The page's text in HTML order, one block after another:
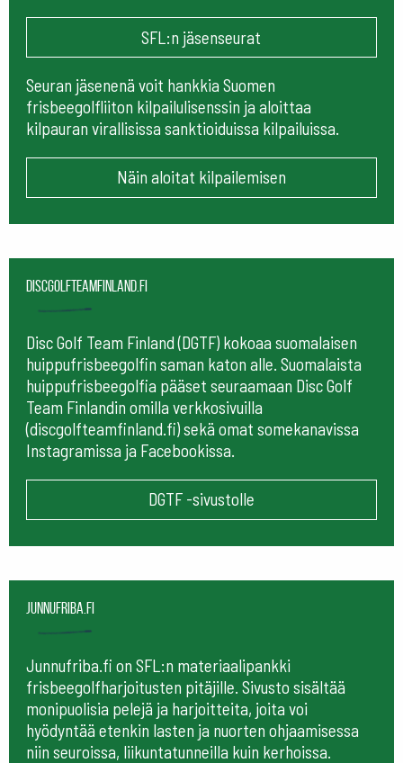
SFL:n jäsenseurat
Seuran jäsenenä voit hankkia Suomen
frisbeegolfliiton kilpailulisenssin ja aloittaa
kilpauran virallisissa sanktioiduissa kilpailuissa.
Näin aloitat kilpailemisen
Discgolfteamfinland.fi
Disc Golf Team Finland (DGTF) kokoaa suomalaisen
huippufrisbeegolfin saman katon alle. Suomalaista
huippufrisbeegolfia pääset seuraamaan Disc Golf
Team Finlandin omilla verkkosivuilla
(discgolfteamfinland.fi) sekä omat somekanavissa
Instagramissa ja Facebookissa.
DGTF -sivustolle
Junnufriba.fi
Junnufriba.fi on SFL:n materiaalipankki
frisbeegolfharjoitusten pitäjille. Sivusto sisältää
monipuolisia pelejä ja harjoitteita, joita voi
hyödyntää etenkin lasten ja nuorten ohjaamisessa
niin seuroissa, liikuntatunneilla kuin kerhoissa.